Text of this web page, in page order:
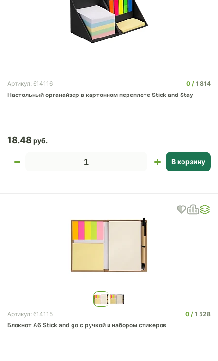
Артикул: 614116 0
1 814
Настольный органайзер в картонном переплете Stick and Stay
18.48
В корзину
Артикул: 614115 0
1 528
Блокнот А6 Stick and go с ручкой и набором стикеров